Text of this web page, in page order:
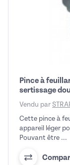
Pince à
sertissage
Vendu par
Cette pince à
appareil léger
Pouvant être ...